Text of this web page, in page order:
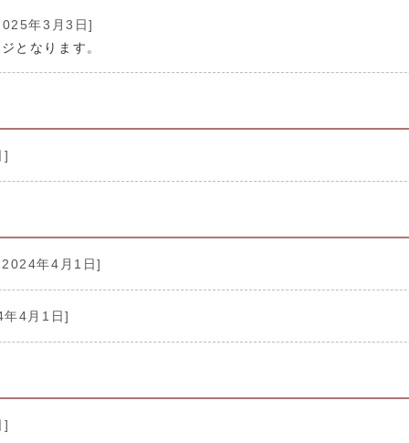
年3月3日]
となります。
]
年4月1日]
4月1日]
]